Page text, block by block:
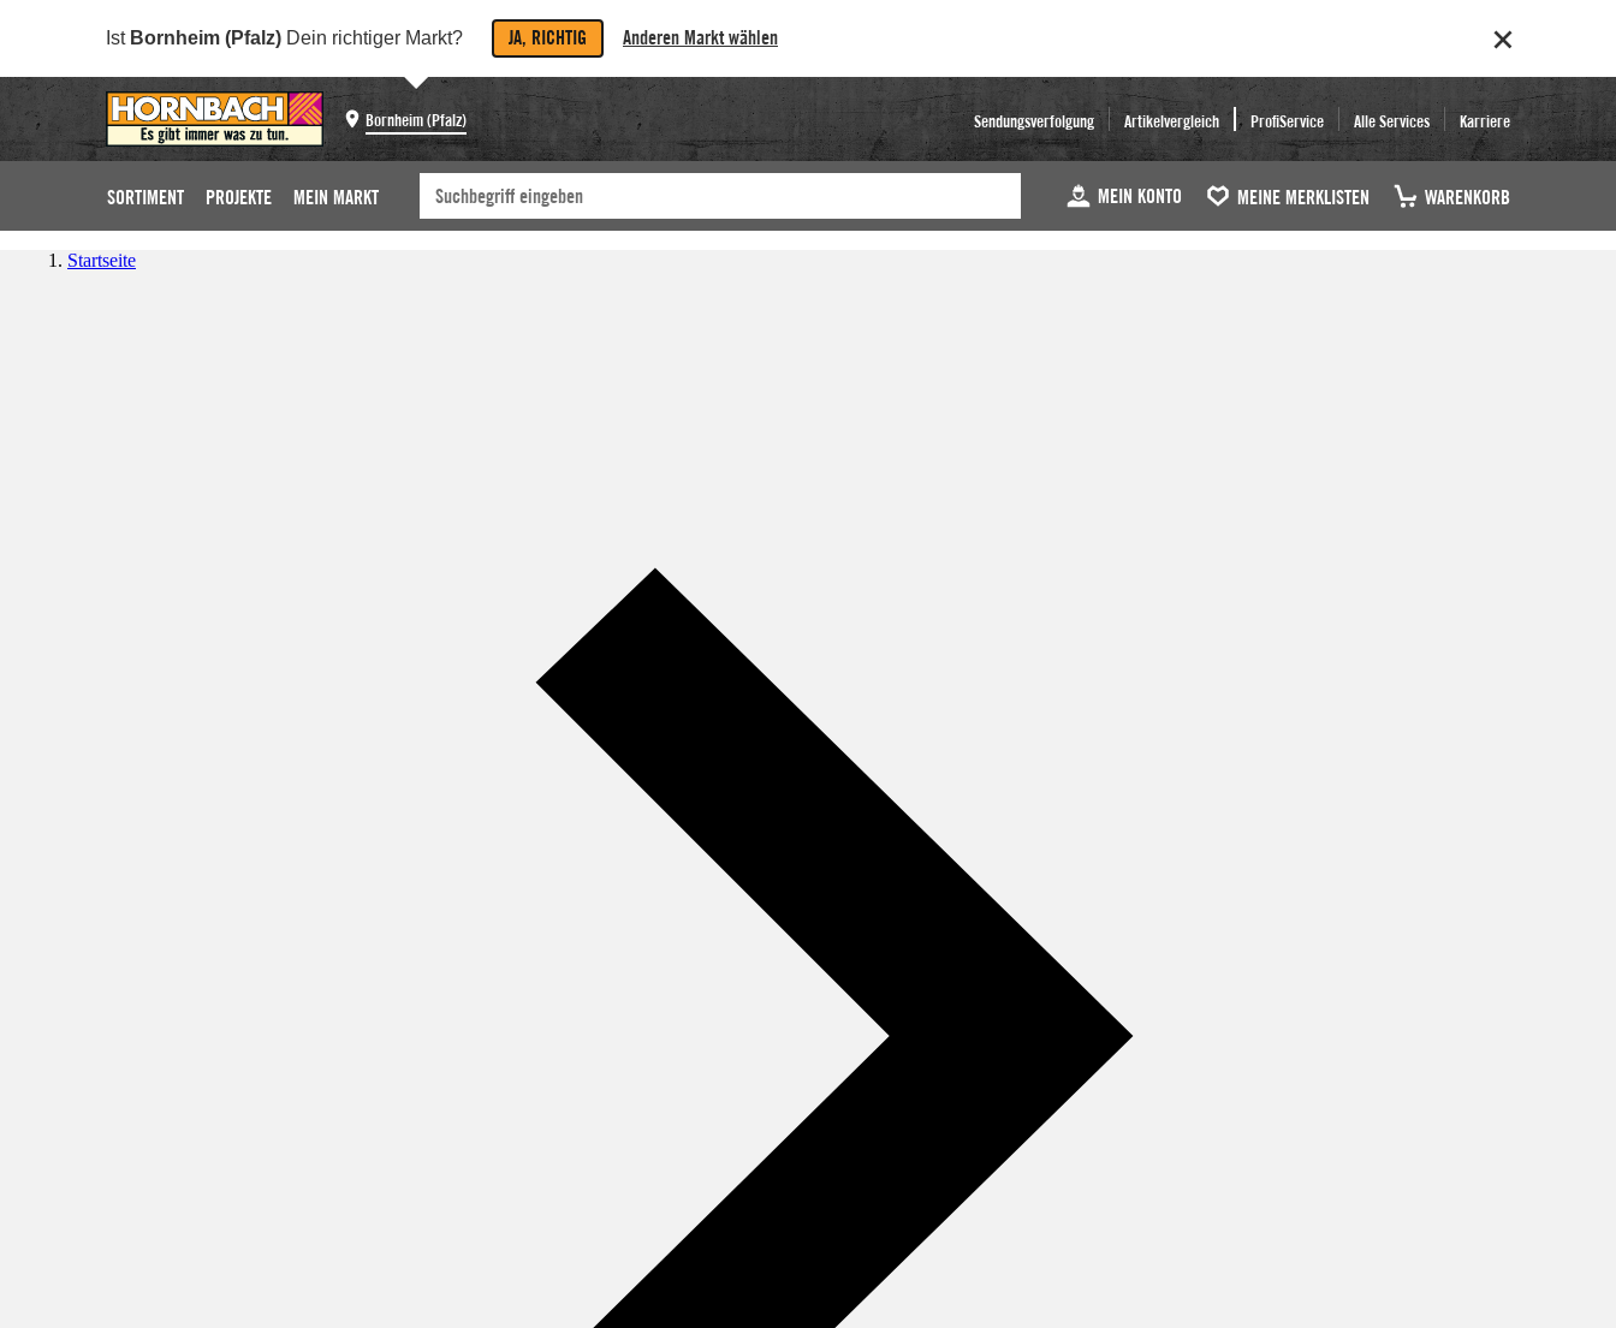
Ist Bornheim (Pfalz) Dein richtiger Markt? JA, RICHTIG Anderen Markt wählen
Bornheim (Pfalz) Sendungsverfolgung Artikelvergleich ProfiService Alle Services Karriere
SORTIMENT PROJEKTE MEIN MARKT MEIN KONTO MEINE MERKLISTEN WARENKORB
Startseite